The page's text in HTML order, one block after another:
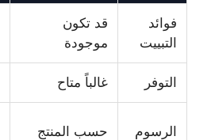
فوائد
التبييت
قد تكون
موجودة
التوفر غالباً متاح
الرسوم حسب المنتج